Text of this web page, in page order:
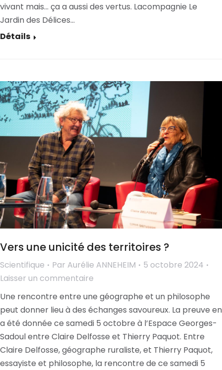
vivant mais… ça a aussi des vertus. Lacompagnie Le
Jardin des Délices…
Détails
Vers une unicité des territoires ?
Scientifique Par Aurélie ANNEHEIM
5 octobre 2024
Laisser un commentaire
Une rencontre entre une géographe et un philosophe
peut donner lieu à des échanges savoureux. La preuve en
a été donnée ce samedi 5 octobre à l’Espace Georges-
Sadoul entre Claire Delfosse et Thierry Paquot. Entre
Claire Delfosse, géographe ruraliste, et Thierry Paquot,
essayiste et philosophe, la rencontre de ce samedi 5